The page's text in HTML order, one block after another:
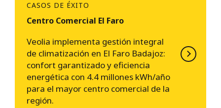
CASOS DE ÉXITO
Centro Comercial El Faro
Veolia implementa gestión integral
de climatización en El Faro Badajoz:
confort garantizado y eficiencia
energética con 4.4 millones kWh/año
para el mayor centro comercial de la
región.